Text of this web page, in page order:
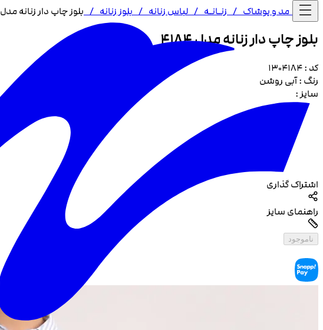
خانه / مد و پوشاک / زنـا‌نـه / لباس زنانه / بلوز زنانه / بلوز چاپ دار زنانه مدل 4184
بلوز چاپ دار زنانه مدل 4184
کد :1304184
رنگ :آبی روشن
سایز :
اشتراک گذاری
راهنمای سایز
ناموجود